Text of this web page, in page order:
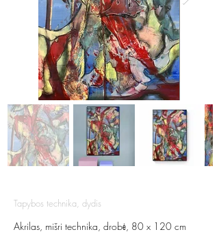
Tapybos technika, dydis
Akrilas, mišri technika, drobė, 80 x 120 cm